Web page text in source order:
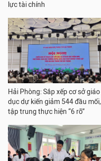
lực tài chính
Hải Phòng: Sắp xếp cơ sở giáo
dục dự kiến giảm 544 đầu mối,
tập trung thực hiện “6 rõ”